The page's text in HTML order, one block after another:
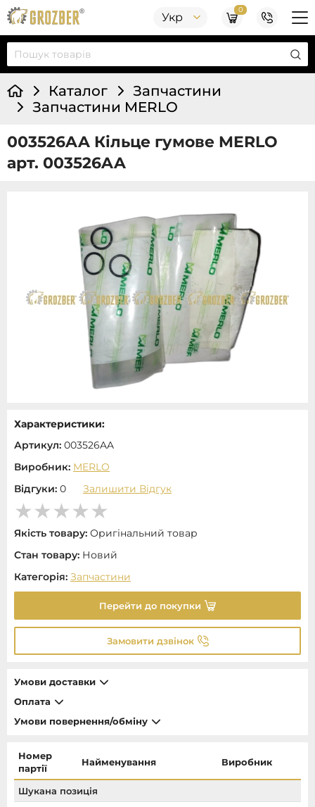
Укр
0
Каталог
Запчастини
Запчастини MERLO
003526AA Кільце гумове MERLO
арт. 003526AA
Характеристики:
Артикул: 003526AA
Виробник: MERLO
Відгуки: 0 Залишити Відгук
Якість товару: Оригінальний товар
Стан товару: Новий
Категорія: Запчастини
Перейти до покупки
Замовити дзвінок
Умови доставки
Оплата
Умови повернення/обміну
Номер
партії
Найменування Виробник
Шукана позиція